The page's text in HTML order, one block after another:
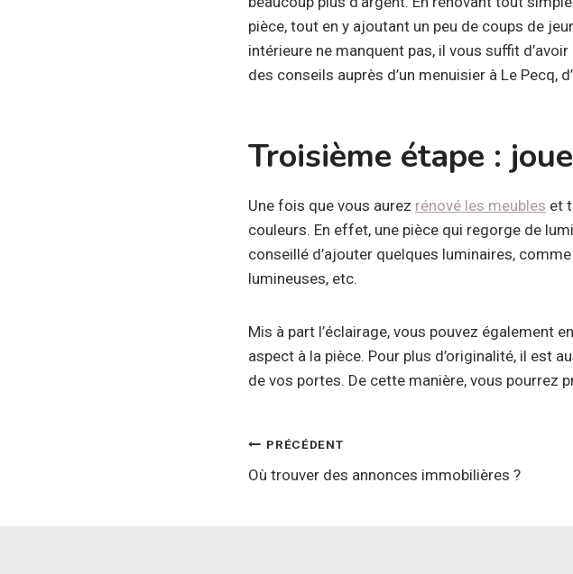
pièce, tout en y ajoutant un peu de coups de
intérieure ne manquent pas, il vous suffit
des conseils auprès d’un menuisier à Le Pecq,
Troisième étape :
Une fois que vous aurez rénové les meubles et
couleurs. En effet, une pièce qui regorge de
conseillé d’ajouter quelques luminaires,
lumineuses, etc.
Mis à part l’éclairage, vous pouvez également
aspect à la pièce. Pour plus d’originalité, il est
de vos portes. De cette manière, vous pourrez
Navigation
de
PRÉCÉDENT
Où trouver des annonces immobilières ?